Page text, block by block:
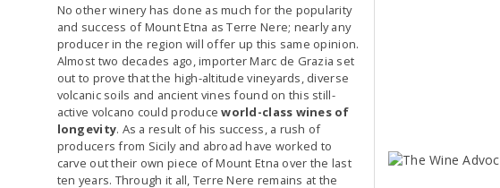
No other winery has done as much for the popularity
and success of Mount Etna as Terre Nere; nearly any
producer in the region will offer up this same opinion.
Almost two decades ago, importer Marc de Grazia set
out to prove that the high-altitude vineyards, diverse
volcanic soils and ancient vines found on this still-
active volcano could produceworld-class wines of
longevity. As a result of his success, a rush of
producers from Sicily and abroad have worked to
carve out their own piece of Mount Etna over the last
ten years. Through it all, Terre Nere remains at the